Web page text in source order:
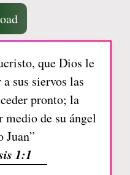
que Dios le
sus siervos las
pronto; la
medio de su ángel
Juan”
1:1